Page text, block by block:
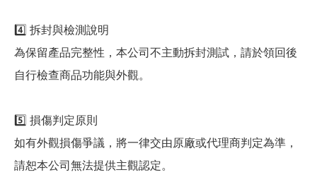
4️⃣ 拆封與檢測說明
為保留產品完整性，本公司不主動拆封測試，請於領回後
自行檢查商品功能與外觀。
5️⃣ 損傷判定原則
如有外觀損傷爭議，將一律交由原廠或代理商判定為準，
請恕本公司無法提供主觀認定。